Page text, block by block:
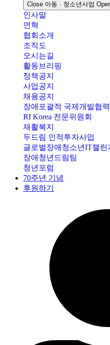
Close 아동 · 청소년사업
인사말
연혁
협회소개
조직도
오시는길
활동브리핑
정책공지
사업공지
채용공지
장애포괄적 국제개발협력
RI Korea 전문위원회
재활복지
두드림 인적투자사업
글로벌장애청소년IT챌린
장애청년드림팀
청년포럼
70주년 기념
후원하기